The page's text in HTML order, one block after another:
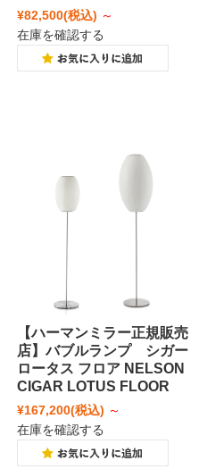
¥82,500(税込) ～
在庫を確認する
【ハーマンミラー正規販売
店】バブルランプ シガー
ロータス フロア NELSON
CIGAR LOTUS FLOOR
¥167,200(税込) ～
在庫を確認する